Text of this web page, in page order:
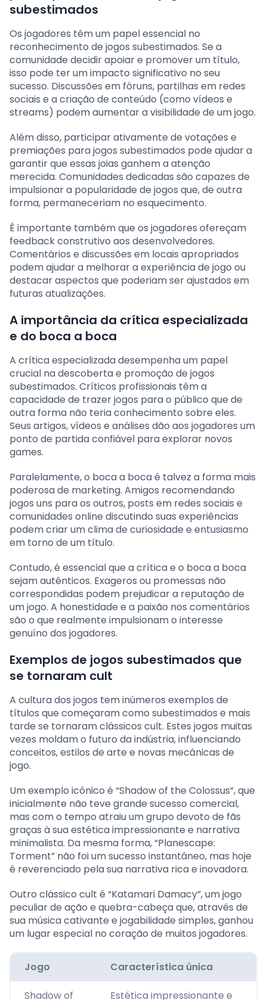
subestimados
Os jogadores têm um papel essencial no
reconhecimento de jogos subestimados. Se a
comunidade decidir apoiar e promover um título,
isso pode ter um impacto significativo no seu
sucesso. Discussões em fóruns, partilhas em redes
sociais e a criação de conteúdo (como vídeos e
streams) podem aumentar a visibilidade de um jogo.
Além disso, participar ativamente de votações e
premiações para jogos subestimados pode ajudar a
garantir que essas joias ganhem a atenção
merecida. Comunidades dedicadas são capazes de
impulsionar a popularidade de jogos que, de outra
forma, permaneceriam no esquecimento.
É importante também que os jogadores ofereçam
feedback construtivo aos desenvolvedores.
Comentários e discussões em locais apropriados
podem ajudar a melhorar a experiência de jogo ou
destacar aspectos que poderiam ser ajustados em
futuras atualizações.
A importância da crítica especializada
e do boca a boca
A crítica especializada desempenha um papel
crucial na descoberta e promoção de jogos
subestimados. Críticos profissionais têm a
capacidade de trazer jogos para o público que de
outra forma não teria conhecimento sobre eles.
Seus artigos, vídeos e análises dão aos jogadores um
ponto de partida confiável para explorar novos
games.
Paralelamente, o boca a boca é talvez a forma mais
poderosa de marketing. Amigos recomendando
jogos uns para os outros, posts em redes sociais e
comunidades online discutindo suas experiências
podem criar um clima de curiosidade e entusiasmo
em torno de um título.
Contudo, é essencial que a crítica e o boca a boca
sejam autênticos. Exageros ou promessas não
correspondidas podem prejudicar a reputação de
um jogo. A honestidade e a paixão nos comentários
são o que realmente impulsionam o interesse
genuíno dos jogadores.
Exemplos de jogos subestimados que
se tornaram cult
A cultura dos jogos tem inúmeros exemplos de
títulos que começaram como subestimados e mais
tarde se tornaram clássicos cult. Estes jogos muitas
vezes moldam o futuro da indústria, influenciando
conceitos, estilos de arte e novas mecânicas de
jogo.
Um exemplo icônico é “Shadow of the Colossus”, que
inicialmente não teve grande sucesso comercial,
mas com o tempo atraiu um grupo devoto de fãs
graças à sua estética impressionante e narrativa
minimalista. Da mesma forma, “Planescape:
Torment” não foi um sucesso instantâneo, mas hoje
é reverenciado pela sua narrativa rica e inovadora.
Outro clássico cult é “Katamari Damacy”, um jogo
peculiar de ação e quebra-cabeça que, através de
sua música cativante e jogabilidade simples, ganhou
um lugar especial no coração de muitos jogadores.
Jogo Característica única
Shadow of Estética impressionante e